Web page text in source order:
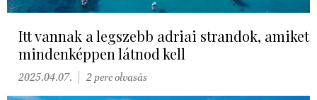
Itt vannak a legszebb adriai strandok, amiket
mindenképpen látnod kell
2025.04.07. 2 perc olvasás